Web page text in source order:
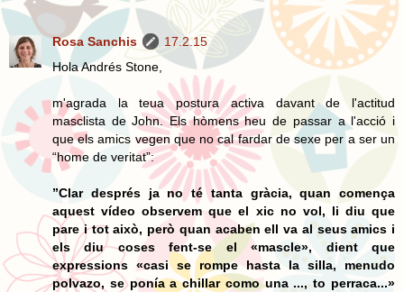
Rosa Sanchis
17.2.15
Hola Andrés Stone,
m'agrada la teua postura activa davant de l'actitud
masclista de John. Els hòmens heu de passar a l'acció i
que els amics vegen que no cal fardar de sexe per a ser un
“home de veritat”:
”Clar després ja no té tanta gràcia, quan comença
aquest vídeo observem que el xic no vol, li diu que
pare i tot això, però quan acaben ell va al seus amics i
els diu coses fent-se el «mascle», dient que
expressions «casi se rompe hasta la silla, menudo
polvazo, se ponía a chillar como una ..., to perraca...»